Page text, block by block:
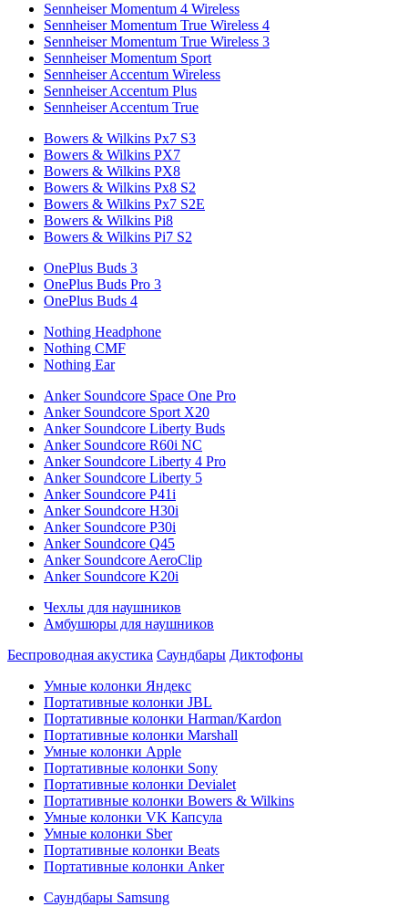
Sennheiser Momentum 4 Wireless
Sennheiser Momentum True Wireless 4
Sennheiser Momentum True Wireless 3
Sennheiser Momentum Sport
Sennheiser Accentum Wireless
Sennheiser Accentum Plus
Sennheiser Accentum True
Bowers & Wilkins Px7 S3
Bowers & Wilkins PX7
Bowers & Wilkins PX8
Bowers & Wilkins Px8 S2
Bowers & Wilkins Px7 S2E
Bowers & Wilkins Pi8
Bowers & Wilkins Pi7 S2
OnePlus Buds 3
OnePlus Buds Pro 3
OnePlus Buds 4
Nothing Headphone
Nothing CMF
Nothing Ear
Anker Soundcore Space One Pro
Anker Soundcore Sport X20
Anker Soundcore Liberty Buds
Anker Soundcore R60i NC
Anker Soundcore Liberty 4 Pro
Anker Soundcore Liberty 5
Anker Soundcore P41i
Anker Soundcore H30i
Anker Soundcore P30i
Anker Soundcore Q45
Anker Soundcore AeroClip
Anker Soundcore K20i
Чехлы для наушников
Амбушюры для наушников
Беспроводная акустика Саундбары Диктофоны
Умные колонки Яндекс
Портативные колонки JBL
Портативные колонки Harman/Kardon
Портативные колонки Marshall
Умные колонки Apple
Портативные колонки Sony
Портативные колонки Devialet
Портативные колонки Bowers & Wilkins
Умные колонки VK Капсула
Умные колонки Sber
Портативные колонки Beats
Портативные колонки Anker
Саундбары Samsung